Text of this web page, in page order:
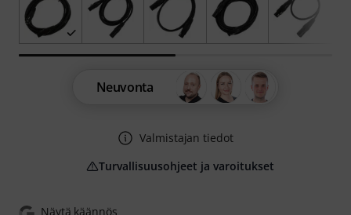
Näytä käännös
Neuvonta
Valmistajan tiedot
Turvallisuusohjeet ja varoitukset